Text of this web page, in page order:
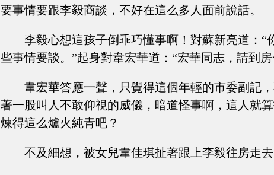
要事情要跟李毅商談，不好在這么多人面前說話。
李毅心想這孩子倒乖巧懂事啊！對蘇新亮道：“
些事情要談。”起身對韋宏華道：“宏華同志，請到
韋宏華答應一聲，只覺得這個年輕的市委副記
著一股叫人不敢仰視的威儀，暗道怪事啊，這人就
煉得這么爐火純青吧？
不及細想，被女兒韋佳琪扯著跟上李毅往房走去